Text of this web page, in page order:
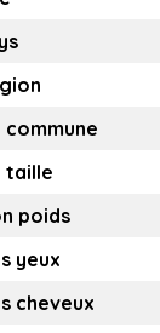
commune
taille
poids
yeux
cheveux